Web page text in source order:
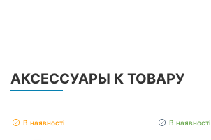
АКСЕССУАРЫ К ТОВАРУ
В наявності В наявності